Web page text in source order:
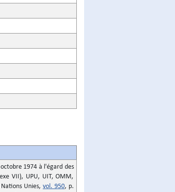
1974 à l'égard des
VII), UPU, UIT, OMM,
Unies, vol. 950, p.